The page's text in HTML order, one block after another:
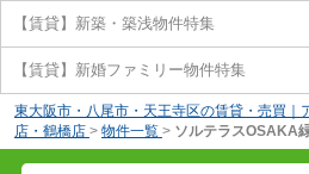
【賃貸】新築・築浅物件特集
【賃貸】新婚ファミリー物件特集
東大阪市・八尾市・天王寺区の賃貸・売買｜
店・鶴橋店 > 物件一覧 > ソルテラスOSAKA